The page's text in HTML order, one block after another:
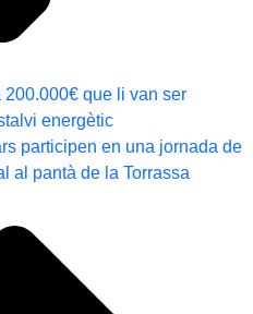
200.000€ que li van ser
energètic
participen en una jornada de
al pantà de la Torrassa